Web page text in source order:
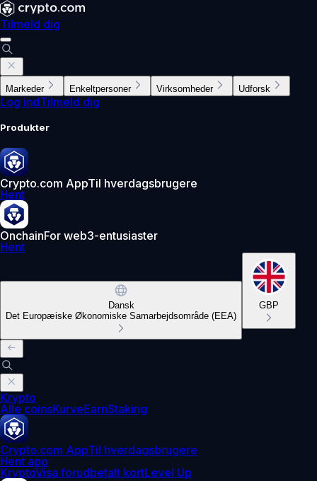
Tilmeld dig
Markeder Enkeltpersoner Virksomheder Udforsk
Log indTilmeld dig
Produkter
Crypto.com AppTil hverdagsbrugere
Hent
OnchainFor web3-entusiaster
Hent
Dansk
Det Europæiske Økonomiske Samarbejdsområde (EEA)
GBP
Krypto
Alle coinsKurveEarnStaking
Crypto.com AppTil hverdagsbrugere
Hent app
KryptoVisa forudbetalt kortLevel Up